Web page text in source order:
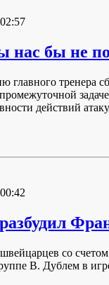
нас бы не
главного тренера
действий
со
В. Дублем в